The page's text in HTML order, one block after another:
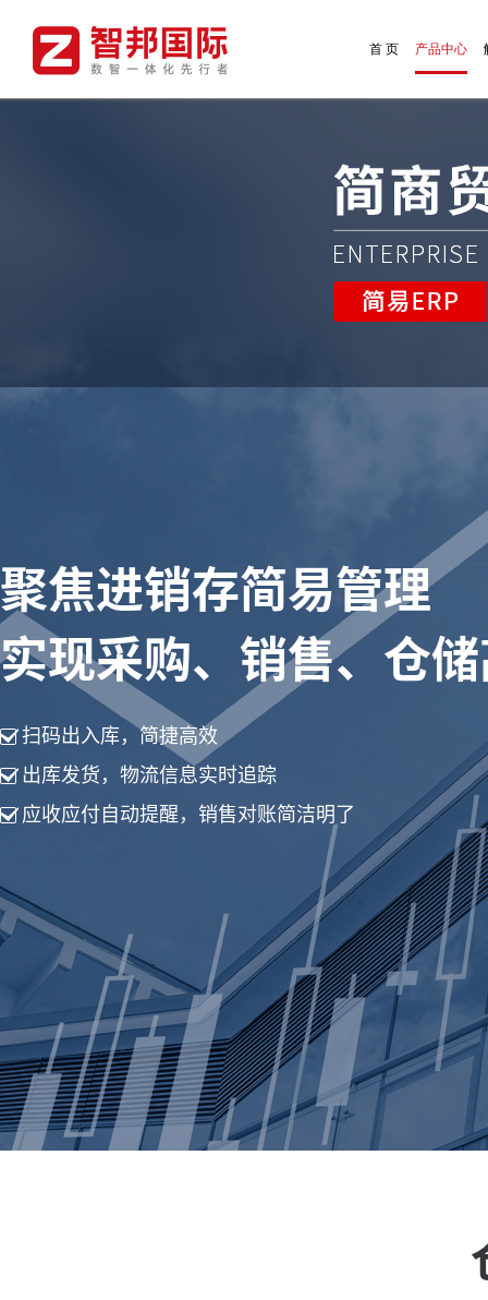
首 页 产品中心
聚焦进销存简易管理
实现采购、销售、仓
扫码出入库，简捷高效
出库发货，物流信息实时追踪
应收应付自动提醒，销售对账简洁明了